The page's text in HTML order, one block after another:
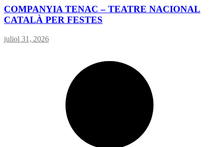
COMPANYIA TENAC – TEATRE NACIONAL
CATALÀ PER FESTES
juliol 31, 2026